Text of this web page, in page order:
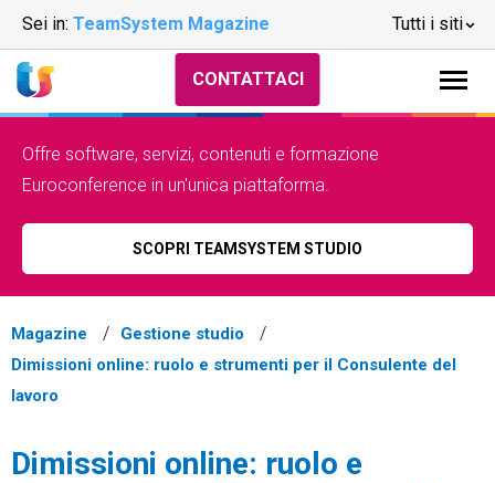
Sei in: TeamSystem Magazine Tutti i siti
CONTATTACI
Offre software, servizi, contenuti e formazione
Euroconference in un'unica piattaforma.
SCOPRI TEAMSYSTEM STUDIO
Magazine
Gestione studio
Dimissioni online: ruolo e strumenti per il Consulente del
lavoro
Dimissioni online: ruolo e